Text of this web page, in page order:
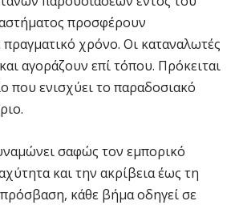
προσφέρουν
χρόνο. Οι καταναλωτές
αγοράζουν επί τόπου. Πρόκειται
που ενισχύει το παραδοσιακό
σαφώς τον εμπορικό
και την ακρίβεια έως τη
πρόσβαση, κάθε βήμα οδηγεί σε